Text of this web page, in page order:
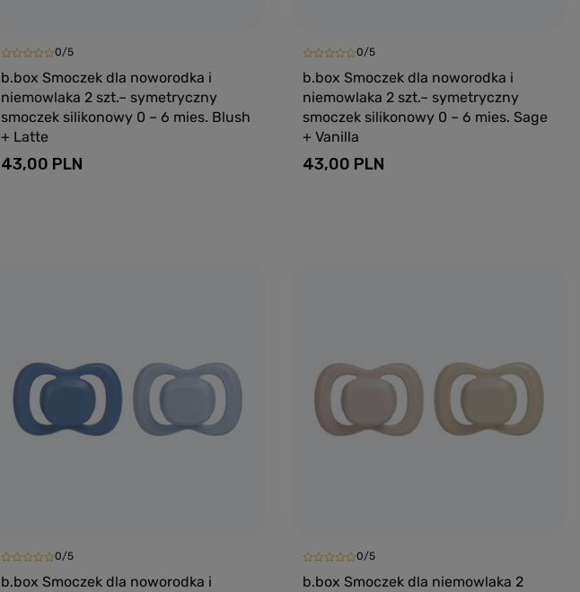
0/5
b.box Smoczek dla noworodka i
niemowlaka 2 szt.– symetryczny
smoczek silikonowy 0 – 6 mies. Blush
+ Latte
43,00 PLN
0/5
b.box Smoczek dla noworodka i
niemowlaka 2 szt.– symetryczny
smoczek silikonowy 0 – 6 mies. Sage
+ Vanilla
43,00 PLN
0/5
b.box Smoczek dla noworodka i
0/5
b.box Smoczek dla niemowlaka 2